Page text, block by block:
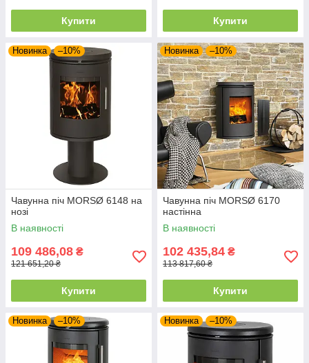
Купити Купити
Новинка –10%
Чавунна піч MORSØ 6148 на
нозі
В наявності
109 486,08 ₴
121 651,20 ₴
Купити
Новинка –10%
Чавунна піч MORSØ 6170
настінна
В наявності
102 435,84 ₴
113 817,60 ₴
Купити
Новинка –10% Новинка –10%